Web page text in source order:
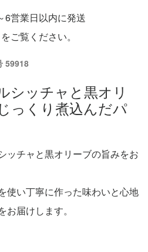
6営業日以内に発送
をご覧ください。
59918
シッチャと黒オリ
っくり煮込んだパ
ッチャと黒オリーブの旨みをお
使い丁寧に作った味わいと心地
届けします。